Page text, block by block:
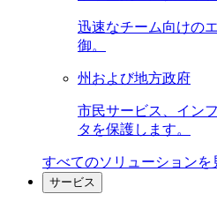
迅速なチーム向けの
御。
州および地方政府
市民サービス、イン
タを保護します。
すべてのソリューションを
サービス